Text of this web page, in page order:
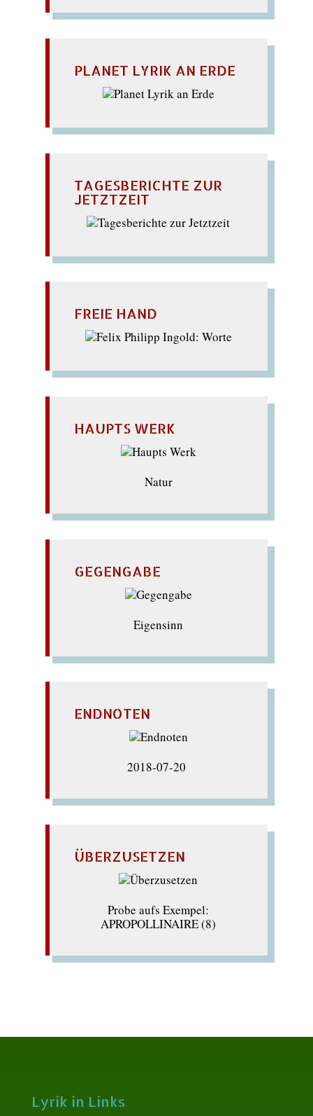
PLANET LYRIK AN ERDE
TAGESBERICHTE ZUR
JETZTZEIT
FREIE HAND
HAUPTS WERK
Natur
GEGENGABE
Eigensinn
ENDNOTEN
2018-07-20
ÜBERZUSETZEN
Probe aufs Exempel:
APROPOLLINAIRE (8)
Lyrik in Links